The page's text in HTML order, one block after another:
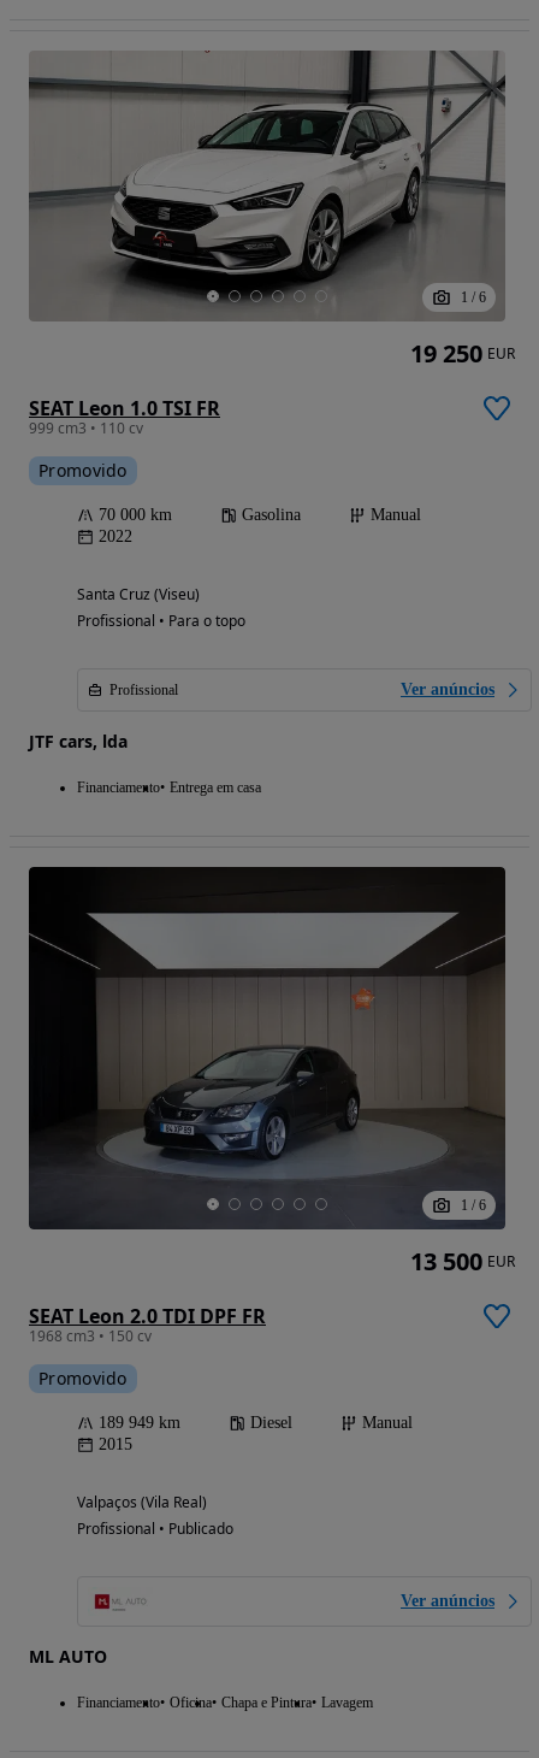
1 / 6
SEAT Leon 1.0 TSI FR
999 cm3 • 110 cv
Promovido
70 000 km Gasolina
Manual
2022
Santa Cruz (Viseu)
Profissional • Para o topo
Profissional Ver anúncios
JTF cars, lda
Financiamento Entrega em casa
19 250 EUR
1 / 6
SEAT Leon 2.0 TDI DPF FR
1968 cm3 • 150 cv
Promovido
189 949 km Diesel
Manual
2015
Valpaços (Vila Real)
Profissional • Publicado
Ver anúncios
ML AUTO
Financiamento Oficina Chapa e Pintura Lavagem
13 500 EUR